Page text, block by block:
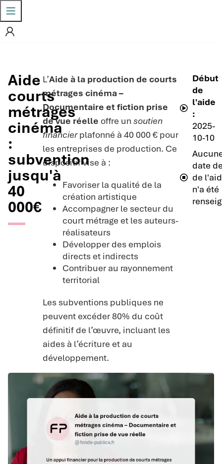
Aide
courts
métrages
cinéma
:
subvention
jusqu'à
40
000€
L’Aide à la production de courts
métrages cinéma –
Documentaire et fiction prise
de vue réelle offre unsoutien
financierplafonné à 40 000 € pour
les entreprises de production. Ce
dispositif vise à :
Favoriser la qualité de la
création artistique
Accompagner le secteur du
court métrage et les auteurs-
réalisateurs
Développer des emplois
directs et indirects
Contribuer au rayonnement
territorial
Les subventions publiques ne
peuvent excéder 80% du coût
définitif de l’œuvre, incluant les
aides à l’écriture et au
développement.
Début
de
l'aide
:
2025-
10-10
date
de
n'a été